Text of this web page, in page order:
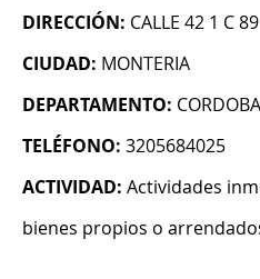
DIRECCIÓN: CALLE 42 1 C 89
CIUDAD: MONTERIA
DEPARTAMENTO: CORDOBA
TELÉFONO: 3205684025
ACTIVIDAD: Actividades
bienes propios o